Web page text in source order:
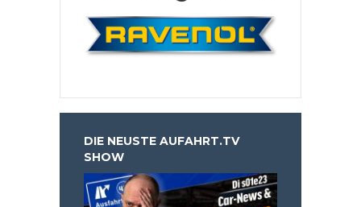
DIE NEUSTE AUFAHRT.TV
SHOW